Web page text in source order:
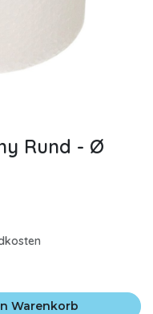
Rund - Ø
Warenkorb